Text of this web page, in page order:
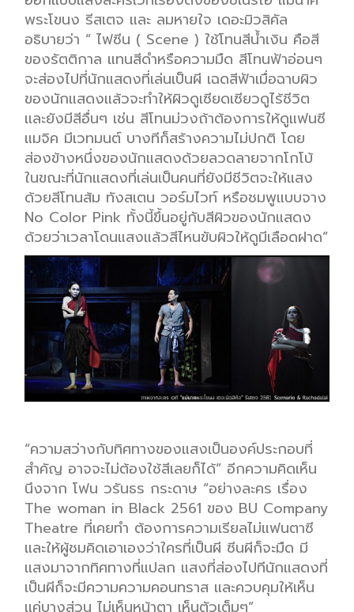
พระโขนง รีสเตจ และ ลมหายใจ เดอะมิวสิคัล
อธิบายว่า “ ไฟซีน ( Scene ) ใช้โทนสีน้ำเงิน คือสี
ของรัตติกาล แทนสีดำหรือความมืด สีโทนฟ้าอ่อนๆ
จะส่องไปที่นักแสดงที่เล่นเป็นผี เฉดสีฟ้าเมื่อฉาบผิว
ของนักแสดงแล้วจะทำให้ผิวดูเซียดเซียวดูไร้ชีวิต
และยังมีสีอื่นๆ เช่น สีโทนม่วงถ้าต้องการให้ดูแฟนซี
แมจิค มีเวทมนต์ บางทีก็สร้างความไม่ปกติ โดย
ส่องข้างหนึ่งของนักแสดงด้วยลวดลายจากโกโบ้
ในขณะที่นักแสดงที่เล่นเป็นคนที่ยังมีชีวิตจะให้แสง
ด้วยสีโทนส้ม ทังสเตน วอร์มไวท์ หรือชมพูแบบจาง
No Color Pink ทั้งนี้ขึ้นอยู่กับสีผิวของนักแสดง
ด้วยว่าเวลาโดนแสงแล้วสีไหนขับผิวให้ดูมีเลือดฝาด”
“ความสว่างกับทิศทางของแสงเป็นองค์ประกอบที่
สำคัญ อาจจะไม่ต้องใช้สีเลยก็ได้” อีกความคิดเห็น
นึงจาก โฟน วรันธร กระดาษ “อย่างละคร เรื่อง
The woman in Black 2561 ของ BU Company
Theatre ที่เคยทำ ต้องการความเรียลไม่แฟนตาซี
และให้ผู้ชมคิดเอาเองว่าใครที่เป็นผี ซีนผีก็จะมืด มี
แสงมาจากทิศทางที่แปลก แสงที่ส่องไปทีนักแสดงที่
เป็นผีก็จะมีความความคอนทราส และควบคุมให้เห็น
แค่บางส่วน ไม่เห็นหน้าตา เห็นตัวเต็มๆ”